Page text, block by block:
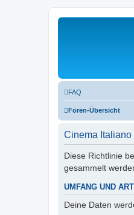
FAQ
Foren-Übersicht
Cinema Italiano
Diese Richtlinie
gesammelt
UMFANG UND
Deine Daten